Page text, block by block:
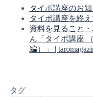
タイポ講座のお
タイポ講座を終え
資料を見ること
ん「タイポ講座
編）」 |
タグ